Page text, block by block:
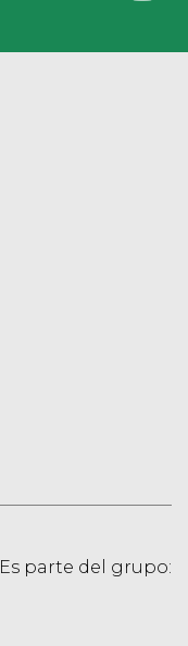
Es parte del grupo: